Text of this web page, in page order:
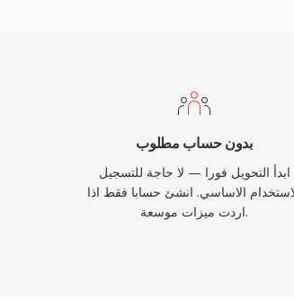
القائم على الملفات
نقاط القوة الدائمة
أنظمة التشغيل فك
بدون حساب مطلوب
ابدأ التحويل فورا — لا حاجة للتسجيل
الاساسي. انشئ حسابا فقط اذا
اردت ميزات موسعة.